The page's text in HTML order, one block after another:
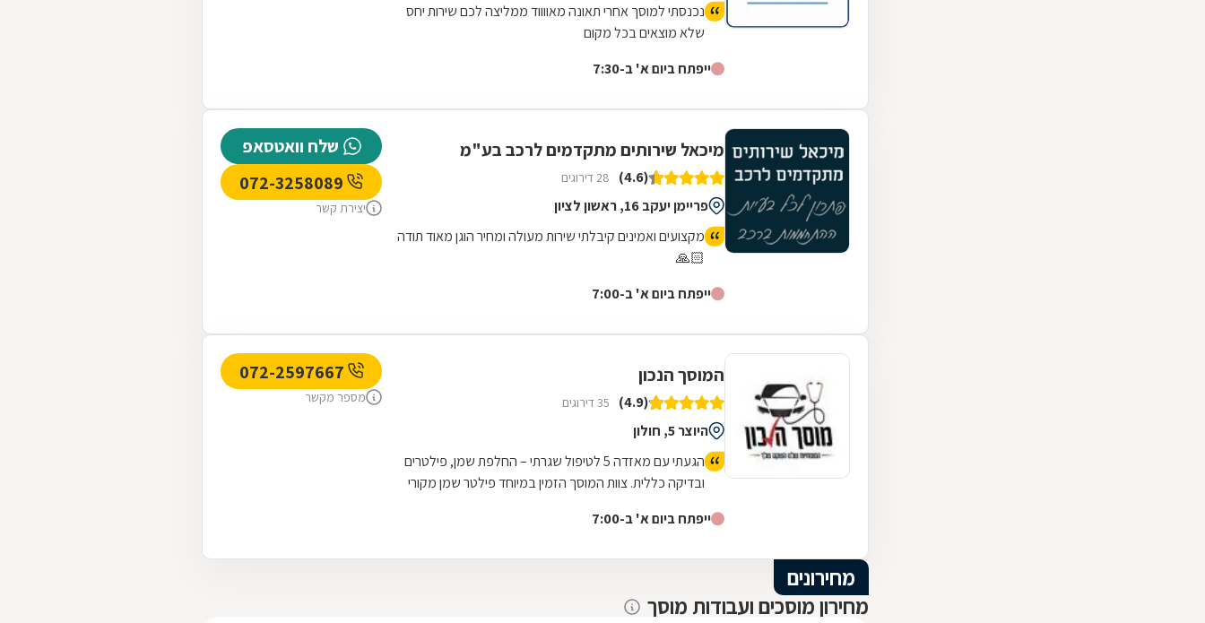
נכנסתי למוסך אחרי תאונה מאווווד ממליצה לכם שירות יחס
שלא מוצאים בכל מקום
ייפתח ביום א' ב-7:30
מיכאל שירותים מתקדמים לרכב בע"מ
(4.6) 28 דירוגים
פריימן יעקב 16, ראשון לציון
מקצועים ואמינים קיבלתי שירות מעולה ומחיר הוגן מאוד תודה
🙏🏻
ייפתח ביום א' ב-7:00
שלח וואטסאפ
יצירת קשר
המוסך הנכון
(4.9) 35 דירוגים
היוצר 5, חולון
הגעתי עם מאזדה 5 לטיפול שגרתי – החלפת שמן, פילטרים
ובדיקה כללית. צוות המוסך הזמין במיוחד פילטר שמן מקורי
לחום והעומס של הקיץ בישראל. הכל בוצע בצורה מאוד
ייפתח ביום א' ב-7:00
מספר מקשר
מחירונים
מחירון מוסכים ועבודות מוסך